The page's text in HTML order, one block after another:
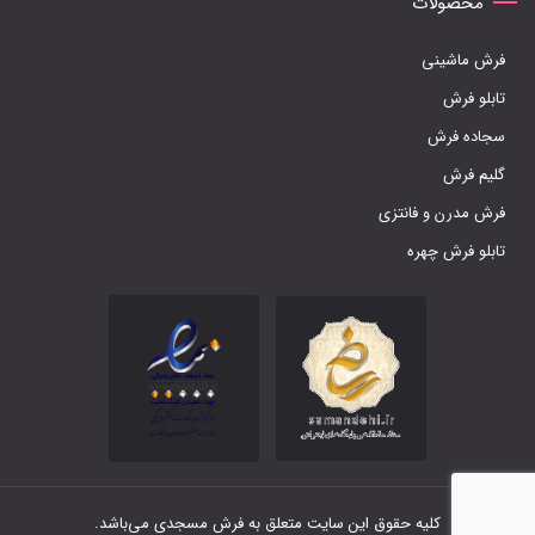
فرش ماشینی
تابلو فرش
سجاده فرش
گلیم فرش
فرش مدرن و فانتزی
تابلو فرش چهره
کلیه حقوق این سایت متعلق به فرش مسجدی می‌باشد.